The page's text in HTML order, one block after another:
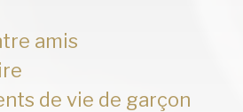
amis
de vie de garçon